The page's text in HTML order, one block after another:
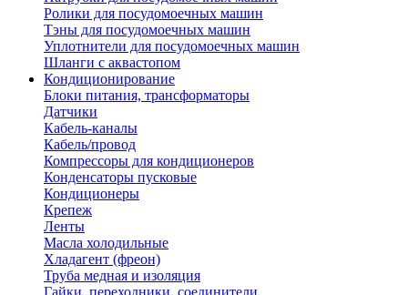
Ролики для посудомоечных машин
Тэны для посудомоечных машин
Уплотнители для посудомоечных машин
Шланги с аквастопом
Кондиционирование
Блоки питания, трансформаторы
Датчики
Кабель-каналы
Кабель/провод
Компрессоры для кондиционеров
Конденсаторы пусковые
Кондиционеры
Крепеж
Ленты
Масла холодильные
Хладагент (фреон)
Труба медная и изоляция
Гайки, переходники, соединители